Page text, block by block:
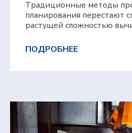
Традиционные методы
планирования перестают
растущей сложностью
ПОДРОБНЕЕ